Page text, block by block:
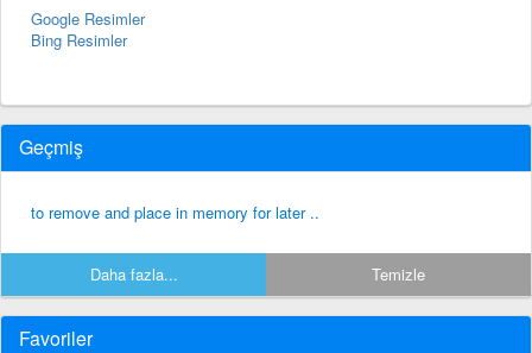
Google Resimler
Bing Resimler
Geçmiş
to remove and place in memory for later ..
Daha fazla... Temizle
Favoriler